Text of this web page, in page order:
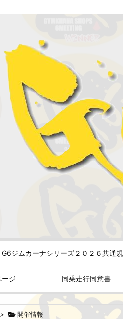
G6ジムカーナシリーズ２０２６共通
ジ 同乗走行同意書
> 開催情報